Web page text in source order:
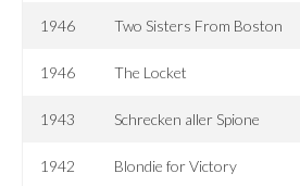
1946 Two Sisters From Boston
1946 The Locket
1943 Schrecken aller Spione
1942 Blondie for Victory